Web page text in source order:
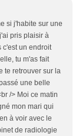
si j'habite sur une
pris plaisir à
c'est un endroit
tu m'as fait
te retrouver sur la
une belle
/> Moi ce matin
mon mari qui
à voir avec le
de radiologie